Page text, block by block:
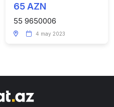
65 AZN
55 9650006
4 may 2023